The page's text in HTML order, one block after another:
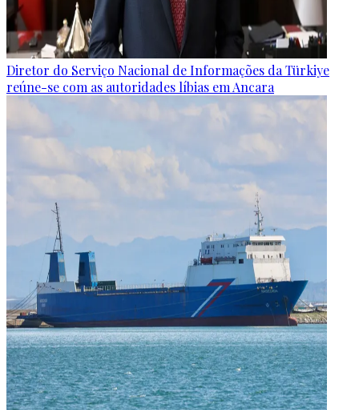
Diretor do Serviço Nacional de Informações da Türkiye
reúne-se com as autoridades líbias em Ancara